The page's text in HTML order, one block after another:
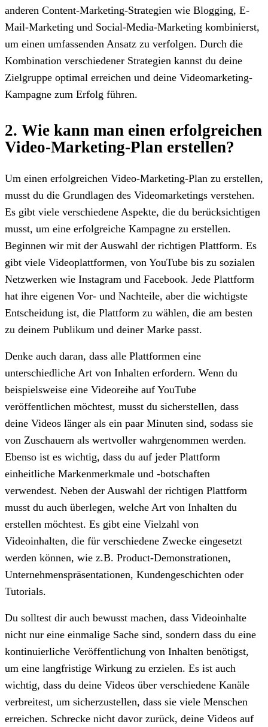
anderen Content-Marketing-Strategien wie Blogging, E-
Mail-Marketing und Social-Media-Marketing kombinierst,
um einen umfassenden Ansatz zu verfolgen. Durch die
Kombination verschiedener Strategien kannst du deine
Zielgruppe optimal erreichen und deine Videomarketing-
Kampagne zum Erfolg führen.
2. Wie kann man einen erfolgreichen
Video-Marketing-Plan erstellen?
Um einen erfolgreichen Video-Marketing-Plan zu erstellen,
musst du die Grundlagen des Videomarketings verstehen.
Es gibt viele verschiedene Aspekte, die du berücksichtigen
musst, um eine erfolgreiche Kampagne zu erstellen.
Beginnen wir mit der Auswahl der richtigen Plattform. Es
gibt viele Videoplattformen, von YouTube bis zu sozialen
Netzwerken wie Instagram und Facebook. Jede Plattform
hat ihre eigenen Vor- und Nachteile, aber die wichtigste
Entscheidung ist, die Plattform zu wählen, die am besten
zu deinem Publikum und deiner Marke passt.
Denke auch daran, dass alle Plattformen eine
unterschiedliche Art von Inhalten erfordern. Wenn du
beispielsweise eine Videoreihe auf YouTube
veröffentlichen möchtest, musst du sicherstellen, dass
deine Videos länger als ein paar Minuten sind, sodass sie
von Zuschauern als wertvoller wahrgenommen werden.
Ebenso ist es wichtig, dass du auf jeder Plattform
einheitliche Markenmerkmale und -botschaften
verwendest. Neben der Auswahl der richtigen Plattform
musst du auch überlegen, welche Art von Inhalten du
erstellen möchtest. Es gibt eine Vielzahl von
Videoinhalten, die für verschiedene Zwecke eingesetzt
werden können, wie z.B. Product-Demonstrationen,
Unternehmenspräsentationen, Kundengeschichten oder
Tutorials.
Du solltest dir auch bewusst machen, dass Videoinhalte
nicht nur eine einmalige Sache sind, sondern dass du eine
kontinuierliche Veröffentlichung von Inhalten benötigst,
um eine langfristige Wirkung zu erzielen. Es ist auch
wichtig, dass du deine Videos über verschiedene Kanäle
verbreitest, um sicherzustellen, dass sie viele Menschen
erreichen. Schrecke nicht davor zurück, deine Videos auf